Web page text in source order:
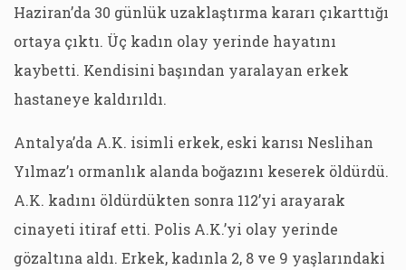
Haziran’da 30 günlük uzaklaştırma kararı çıkarttığı
ortaya çıktı. Üç kadın olay yerinde hayatını
kaybetti. Kendisini başından yaralayan erkek
hastaneye kaldırıldı.
Antalya’da A.K. isimli erkek, eski karısı Neslihan
Yılmaz’ı ormanlık alanda boğazını keserek öldürdü.
A.K. kadını öldürdükten sonra 112’yi arayarak
cinayeti itiraf etti. Polis A.K.’yi olay yerinde
gözaltına aldı. Erkek, kadınla 2, 8 ve 9 yaşlarındaki